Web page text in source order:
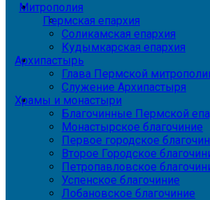
Митрополия
Пермская епархия
Соликамская епархия
Кудымкарская епархия
Архипастырь
Глава Пермской
Служение Архипастыря
Храмы и монастыри
Благочинные Пермской
Монастырское благочиние
Первое городское
Второе Городское
Петропавловское
Успенское благочиние
Лобановское благочиние